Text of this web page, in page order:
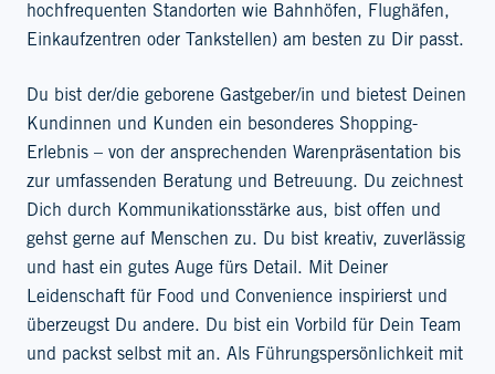
hochfrequenten Standorten wie Bahnhöfen, Flughäfen,
Einkaufzentren oder Tankstellen) am besten zu Dir passt.
Du bist der/die geborene Gastgeber/in und bietest Deinen
Kundinnen und Kunden ein besonderes Shopping-
Erlebnis – von der ansprechenden Warenpräsentation bis
zur umfassenden Beratung und Betreuung. Du zeichnest
Dich durch Kommunikationsstärke aus, bist offen und
gehst gerne auf Menschen zu. Du bist kreativ, zuverlässig
und hast ein gutes Auge fürs Detail. Mit Deiner
Leidenschaft für Food und Convenience inspirierst und
überzeugst Du andere. Du bist ein Vorbild für Dein Team
und packst selbst mit an. Als Führungspersönlichkeit mit